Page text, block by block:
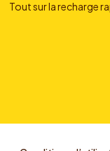
Tout sur la recharge